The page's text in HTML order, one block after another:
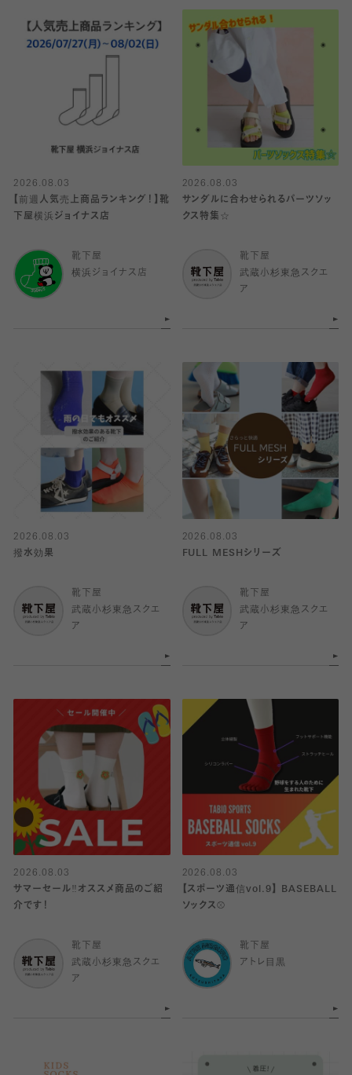
2026.08.03
【前週人気売上商品ランキング！】靴
下屋横浜ジョイナス店
靴下屋
横浜ジョイナス店
2026.08.03
サンダルに合わせられるパーツソッ
クス特集☆
靴下屋
武蔵小杉東急スクエ
ア
2026.08.03
撥水効果
靴下屋
武蔵小杉東急スクエ
ア
2026.08.03
FULL MESHシリーズ
靴下屋
武蔵小杉東急スクエ
ア
2026.08.03
サマーセール‼︎オススメ商品のご紹
介です！
靴下屋
武蔵小杉東急スクエ
ア
2026.08.03
【スポーツ通信vol.9】 BASEBALL
ソックス⚾️
靴下屋
アトレ目黒